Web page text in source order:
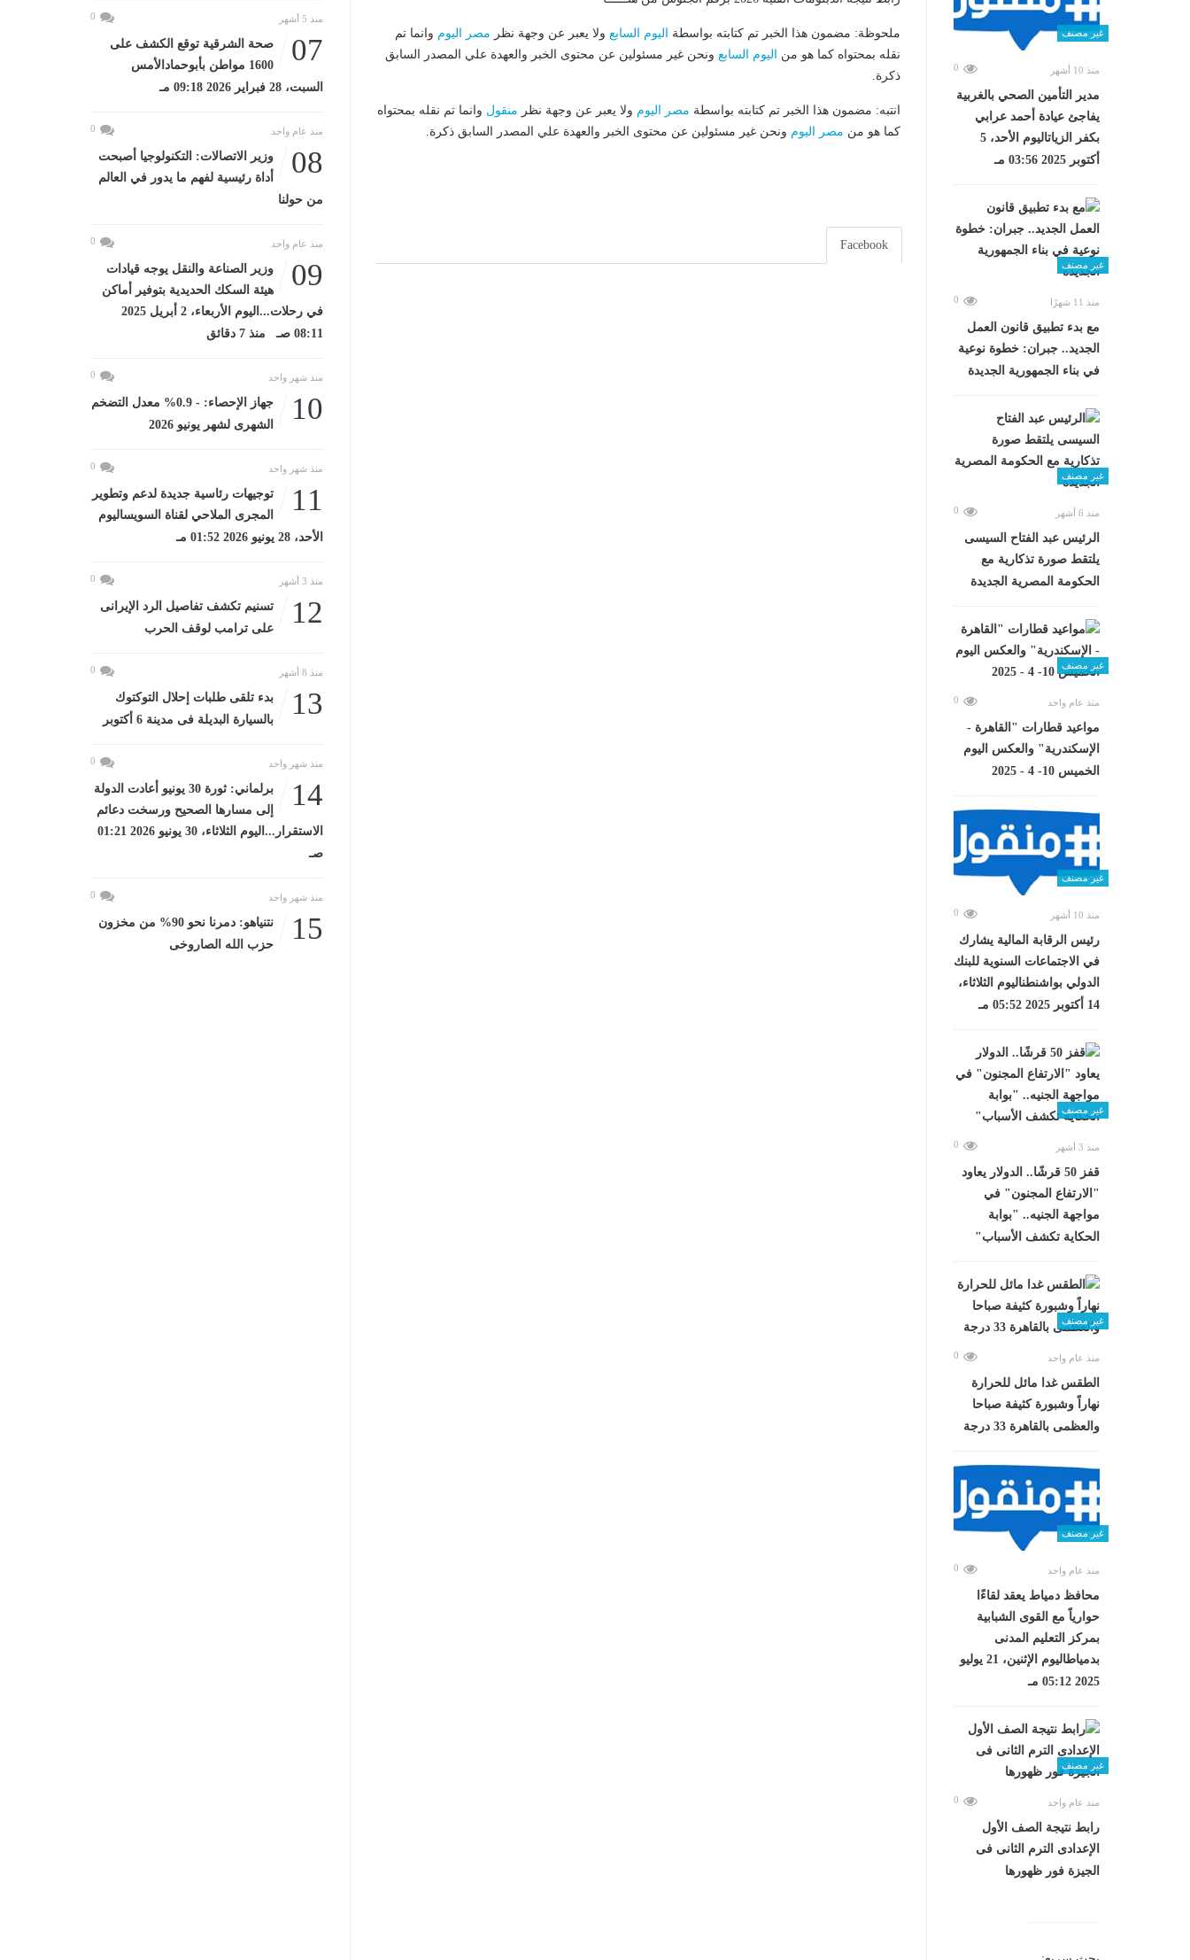
غير مصنف
منذ 10 أشهر 0
مدير التأمين الصحي بالغربية
يفاجئ عيادة أحمد عرابي
بكفر الزياتاليوم الأحد، 5
أكتوبر 2025 03:56 مـ
غير مصنف
منذ 11 شهرًا 0
مع بدء تطبيق قانون العمل
الجديد.. جبران: خطوة نوعية
في بناء الجمهورية الجديدة
غير مصنف
منذ 6 أشهر 0
الرئيس عبد الفتاح السيسى
يلتقط صورة تذكارية مع
الحكومة المصرية الجديدة
غير مصنف
منذ عام واحد 0
مواعيد قطارات "القاهرة -
الإسكندرية" والعكس اليوم
الخميس 10- 4 - 2025
غير مصنف
منذ 10 أشهر 0
رئيس الرقابة المالية يشارك
في الاجتماعات السنوية للبنك
الدولي بواشنطناليوم الثلاثاء،
14 أكتوبر 2025 05:52 مـ
غير مصنف
منذ 3 أشهر 0
قفز 50 قرشًا.. الدولار يعاود
"الارتفاع المجنون" في
مواجهة الجنيه.. "بوابة
الحكاية تكشف الأسباب"
غير مصنف
منذ عام واحد 0
الطقس غدا مائل للحرارة
نهاراً وشبورة كثيفة صباحا
والعظمى بالقاهرة 33 درجة
غير مصنف
منذ عام واحد 0
محافظ دمياط يعقد لقاءًا
حوارياً مع القوى الشبابية
بمركز التعليم المدنى
بدمياطاليوم الإثنين، 21 يوليو
2025 05:12 مـ
غير مصنف
منذ عام واحد 0
رابط نتيجة الصف الأول
الإعدادى الترم الثانى فى
الجيزة فور ظهورها
ملحوظة: مضمون هذا الخبر تم كتابته بواسطة اليوم السابع ولا يعبر عن وجهة نظر مصر اليوم وانما تم
نقله بمحتواه كما هو من
اليوم السابع ونحن غير مسئولين عن محتوى الخبر والعهدة علي المصدر السابق
ذكرة.
انتبه: مضمون هذا الخبر تم كتابته بواسطة مصر اليوم ولا يعبر عن وجهة نظر منقول وانما تم نقله بمحتواه
كما هو من مصر اليوم ونحن غير مسئولين عن محتوى الخبر والعهدة علي المصدر السابق ذكرة.
Facebook
منذ 5 أشهر 0
07
صحة الشرقية توقع الكشف على
1600 مواطن بأبوحمادالأمس
السبت، 28 فبراير 2026 09:18 مـ
منذ عام واحد 0
08
وزير الاتصالات: التكنولوجيا أصبحت
أداة رئيسية لفهم ما يدور في العالم
من حولنا
منذ عام واحد 0
09
وزير الصناعة والنقل يوجه قيادات
هيئة السكك الحديدية بتوفير أماكن
في رحلات...اليوم الأربعاء، 2 أبريل 2025
08:11 صـ منذ 7 دقائق
منذ شهر واحد 0
10
جهاز الإحصاء: - 0.9% معدل التضخم
الشهرى لشهر يونيو 2026
منذ شهر واحد 0
11
توجيهات رئاسية جديدة لدعم وتطوير
المجرى الملاحي لقناة السويساليوم
الأحد، 28 يونيو 2026 01:52 مـ
منذ 3 أشهر 0
12
تسنيم تكشف تفاصيل الرد الإيرانى
على ترامب لوقف الحرب
منذ 8 أشهر 0
13
بدء تلقى طلبات إحلال التوكتوك
بالسيارة البديلة فى مدينة 6 أكتوبر
منذ شهر واحد 0
14
برلماني: ثورة 30 يونيو أعادت الدولة
إلى مسارها الصحيح ورسخت دعائم
الاستقرار...اليوم الثلاثاء، 30 يونيو 2026 01:21
صـ
منذ شهر واحد 0
15
نتنياهو: دمرنا نحو 90% من مخزون
حزب الله الصاروخى